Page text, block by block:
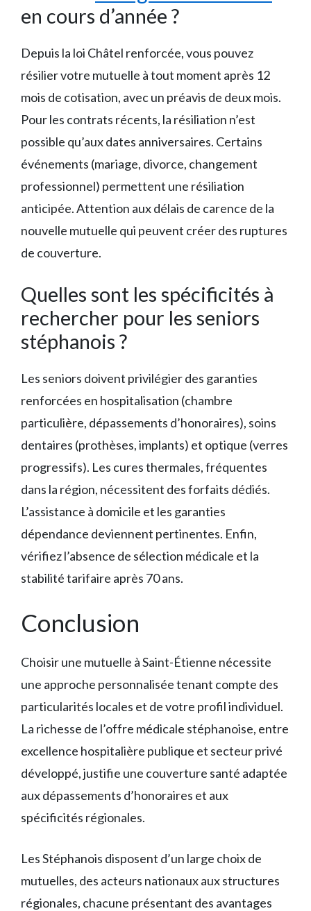
en cours d’année ?
Depuis la loi Châtel renforcée, vous pouvez
résilier votre mutuelle à tout moment après 12
mois de cotisation, avec un préavis de deux mois.
Pour les contrats récents, la résiliation n’est
possible qu’aux dates anniversaires. Certains
événements (mariage, divorce, changement
professionnel) permettent une résiliation
anticipée. Attention aux délais de carence de la
nouvelle mutuelle qui peuvent créer des ruptures
de couverture.
Quelles sont les spécificités à
rechercher pour les seniors
stéphanois ?
Les seniors doivent privilégier des garanties
renforcées en hospitalisation (chambre
particulière, dépassements d’honoraires), soins
dentaires (prothèses, implants) et optique (verres
progressifs). Les cures thermales, fréquentes
dans la région, nécessitent des forfaits dédiés.
L’assistance à domicile et les garanties
dépendance deviennent pertinentes. Enfin,
vérifiez l’absence de sélection médicale et la
stabilité tarifaire après 70 ans.
Conclusion
Choisir une mutuelle à Saint-Étienne nécessite
une approche personnalisée tenant compte des
particularités locales et de votre profil individuel.
La richesse de l’offre médicale stéphanoise, entre
excellence hospitalière publique et secteur privé
développé, justifie une couverture santé adaptée
aux dépassements d’honoraires et aux
spécificités régionales.
Les Stéphanois disposent d’un large choix de
mutuelles, des acteurs nationaux aux structures
régionales, chacune présentant des avantages